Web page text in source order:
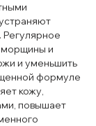
Регулярное
морщины и
и уменьшить
формуле
кожу,
повышает